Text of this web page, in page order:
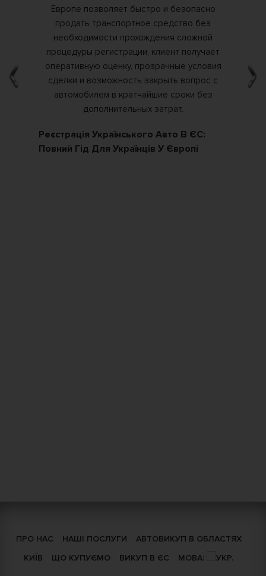
Реєстрація Українського Авто В ЄС:
Повний Гід Для Українців У Європі
ПРО НАС НАШІ ПОСЛУГИ
АВТОВИКУП В ОБЛАСТЯХ
КИЇВ
ЩО КУПУЄМО ВИКУП В ЄС МОВА: